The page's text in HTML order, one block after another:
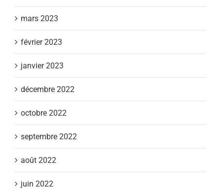
mars 2023
février 2023
janvier 2023
décembre 2022
octobre 2022
septembre 2022
août 2022
juin 2022